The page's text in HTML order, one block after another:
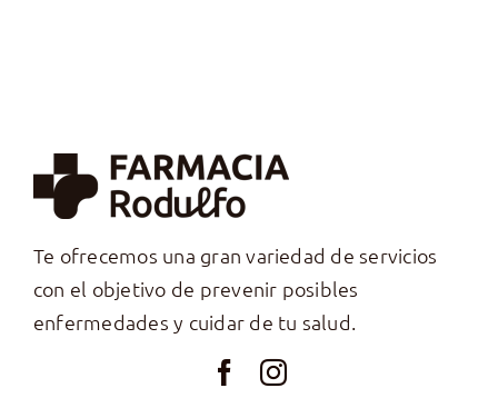
Te ofrecemos una gran variedad de servicios
con el objetivo de prevenir posibles
enfermedades y cuidar de tu salud.